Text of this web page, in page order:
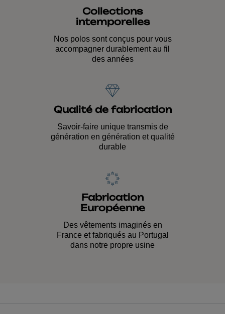
Collections
intemporelles
Nos polos sont conçus pour vous
accompagner durablement au fil
des années
Qualité de fabrication
Savoir-faire unique transmis de
génération en génération et qualité
durable
Fabrication
Européenne
Des vêtements imaginés en
France et fabriqués au Portugal
dans notre propre usine